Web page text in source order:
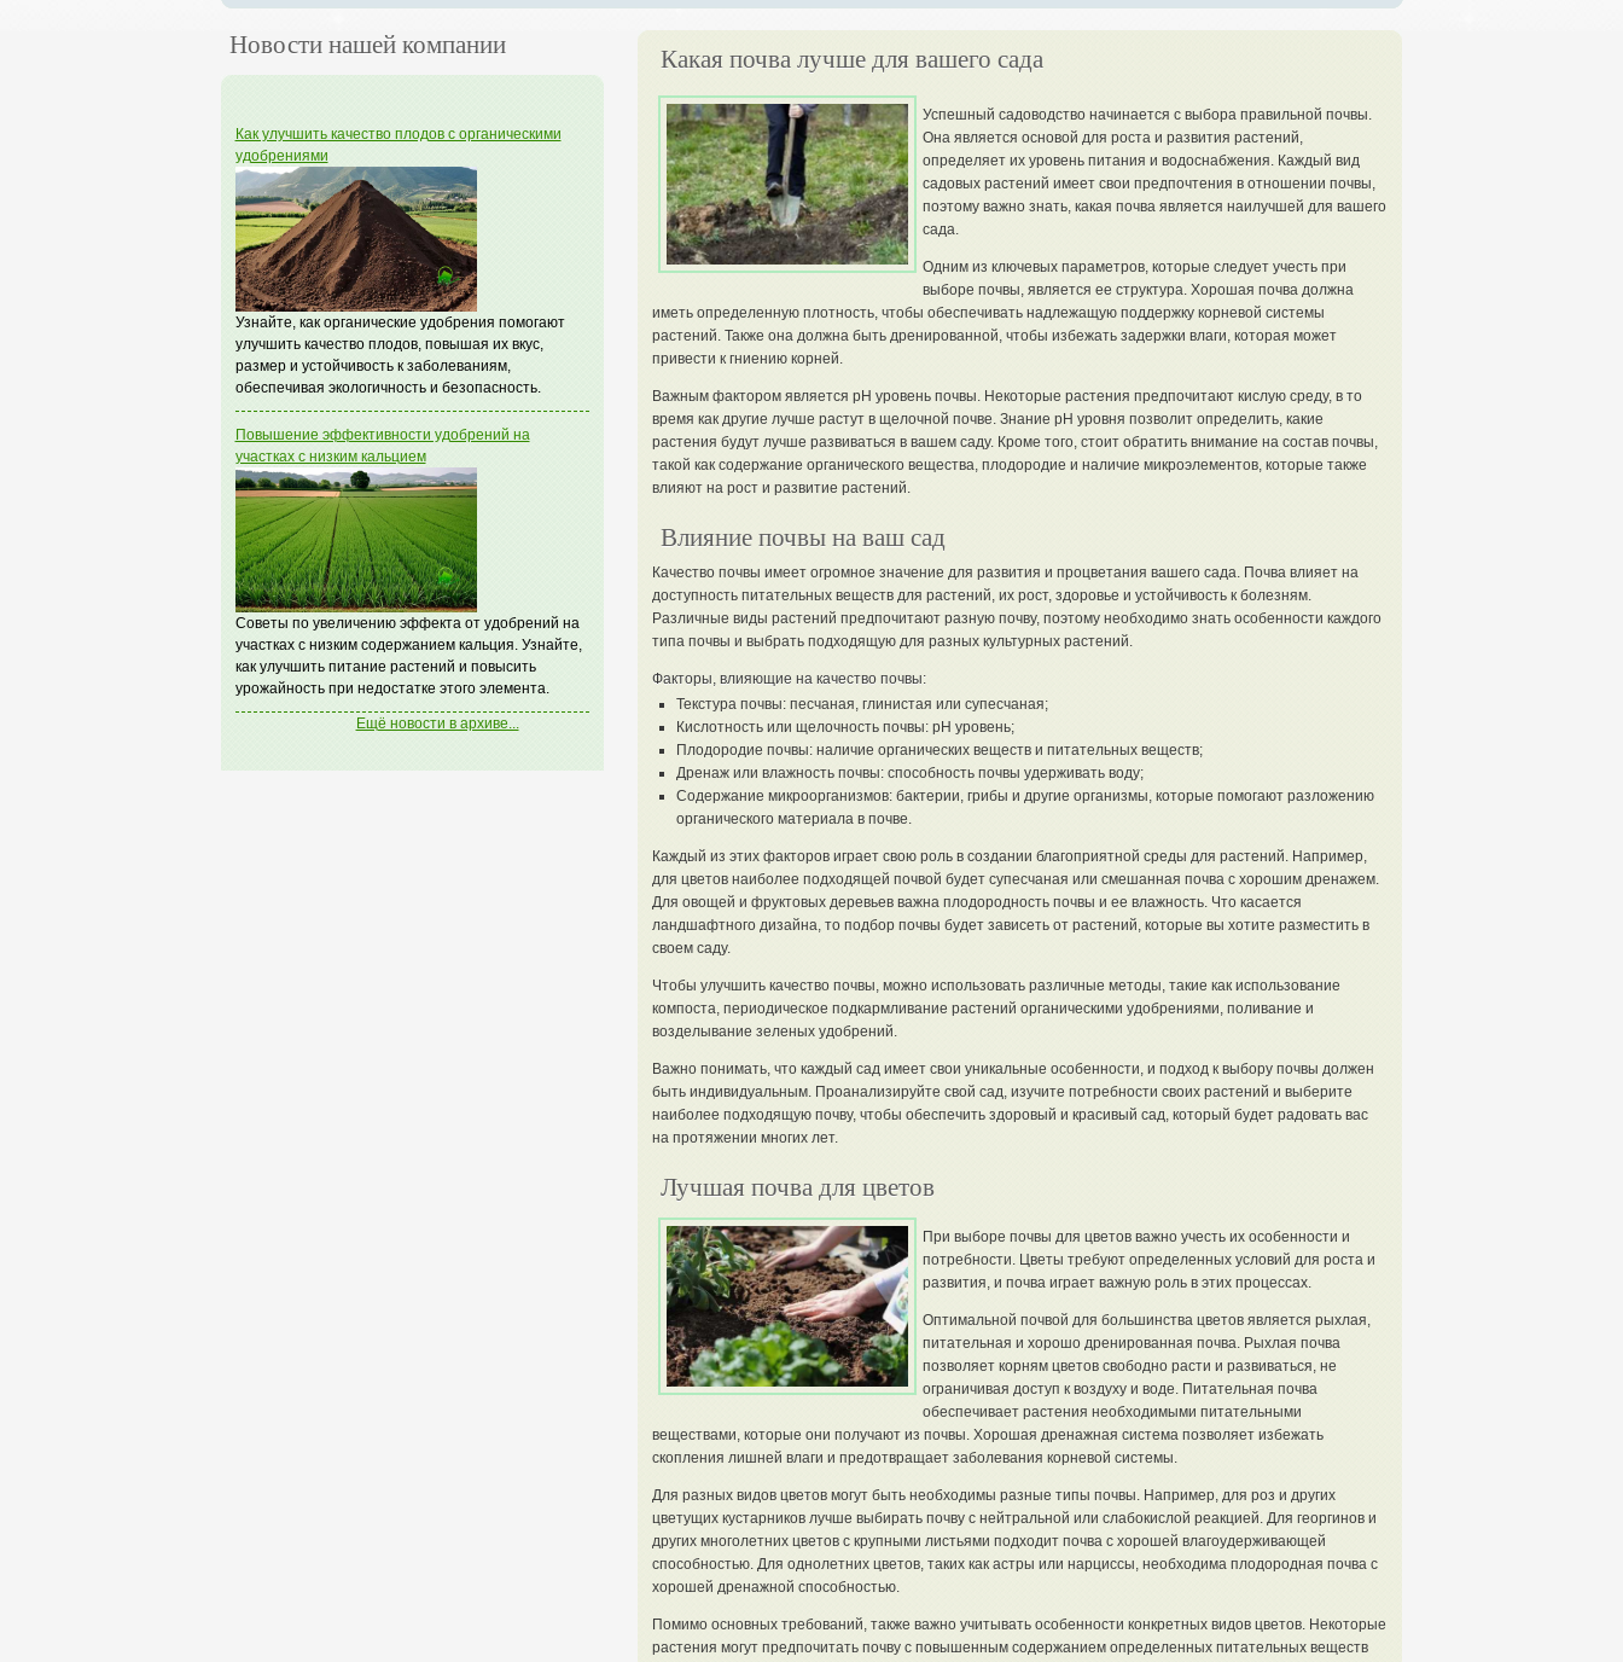
Новости нашей компании
Как улучшить качество плодов с органическими
удобрениями
Узнайте, как органические удобрения помогают
улучшить качество плодов, повышая их вкус,
размер и устойчивость к заболеваниям,
обеспечивая экологичность и безопасность.
Повышение эффективности удобрений на
участках с низким кальцием
Советы по увеличению эффекта от удобрений на
участках с низким содержанием кальция. Узнайте,
как улучшить питание растений и повысить
урожайность при недостатке этого элемента.
Ещё новости в архиве...
Какая почва лучше для вашего сада
Успешный садоводство начинается с выбора правильной почвы.
Она является основой для роста и развития растений,
определяет их уровень питания и водоснабжения. Каждый вид
садовых растений имеет свои предпочтения в отношении почвы,
поэтому важно знать, какая почва является наилучшей для вашего
сада.
Одним из ключевых параметров, которые следует учесть при
выборе почвы, является ее структура. Хорошая почва должна
иметь определенную плотность, чтобы обеспечивать надлежащую поддержку корневой системы
растений. Также она должна быть дренированной, чтобы избежать задержки влаги, которая может
привести к гниению корней.
Важным фактором является pH уровень почвы. Некоторые растения предпочитают кислую среду, в то
время как другие лучше растут в щелочной почве. Знание pH уровня позволит определить, какие
растения будут лучше развиваться в вашем саду. Кроме того, стоит обратить внимание на состав почвы,
такой как содержание органического вещества, плодородие и наличие микроэлементов, которые также
влияют на рост и развитие растений.
Влияние почвы на ваш сад
Качество почвы имеет огромное значение для развития и процветания вашего сада. Почва влияет на
доступность питательных веществ для растений, их рост, здоровье и устойчивость к болезням.
Различные виды растений предпочитают разную почву, поэтому необходимо знать особенности каждого
типа почвы и выбрать подходящую для разных культурных растений.
Факторы, влияющие на качество почвы:
Текстура почвы: песчаная, глинистая или супесчаная;
Кислотность или щелочность почвы: pH уровень;
Плодородие почвы: наличие органических веществ и питательных веществ;
Дренаж или влажность почвы: способность почвы удерживать воду;
Содержание микроорганизмов: бактерии, грибы и другие организмы, которые помогают разложению
органического материала в почве.
Каждый из этих факторов играет свою роль в создании благоприятной среды для растений. Например,
для цветов наиболее подходящей почвой будет супесчаная или смешанная почва с хорошим дренажем.
Для овощей и фруктовых деревьев важна плодородность почвы и ее влажность. Что касается
ландшафтного дизайна, то подбор почвы будет зависеть от растений, которые вы хотите разместить в
своем саду.
Чтобы улучшить качество почвы, можно использовать различные методы, такие как использование
компоста, периодическое подкармливание растений органическими удобрениями, поливание и
возделывание зеленых удобрений.
Важно понимать, что каждый сад имеет свои уникальные особенности, и подход к выбору почвы должен
быть индивидуальным. Проанализируйте свой сад, изучите потребности своих растений и выберите
наиболее подходящую почву, чтобы обеспечить здоровый и красивый сад, который будет радовать вас
на протяжении многих лет.
Лучшая почва для цветов
При выборе почвы для цветов важно учесть их особенности и
потребности. Цветы требуют определенных условий для роста и
развития, и почва играет важную роль в этих процессах.
Оптимальной почвой для большинства цветов является рыхлая,
питательная и хорошо дренированная почва. Рыхлая почва
позволяет корням цветов свободно расти и развиваться, не
ограничивая доступ к воздуху и воде. Питательная почва
обеспечивает растения необходимыми питательными
веществами, которые они получают из почвы. Хорошая дренажная система позволяет избежать
скопления лишней влаги и предотвращает заболевания корневой системы.
Для разных видов цветов могут быть необходимы разные типы почвы. Например, для роз и других
цветущих кустарников лучше выбирать почву с нейтральной или слабокислой реакцией. Для георгинов и
других многолетних цветов с крупными листьями подходит почва с хорошей влагоудерживающей
способностью. Для однолетних цветов, таких как астры или нарциссы, необходима плодородная почва с
хорошей дренажной способностью.
Помимо основных требований, также важно учитывать особенности конкретных видов цветов. Некоторые
растения могут предпочитать почву с повышенным содержанием определенных питательных веществ